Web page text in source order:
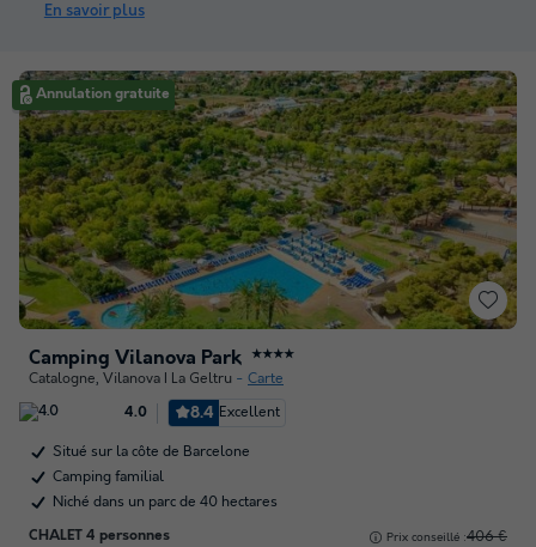
En savoir plus
Annulation gratuite
Camping Vilanova Park ★★★★
Catalogne, Vilanova I La Geltru Carte
4.0 8.4 Excellent
Situé sur la côte de Barcelone
Camping familial
Niché dans un parc de 40 hectares
CHALET 4 personnes
Prix conseillé :406 €